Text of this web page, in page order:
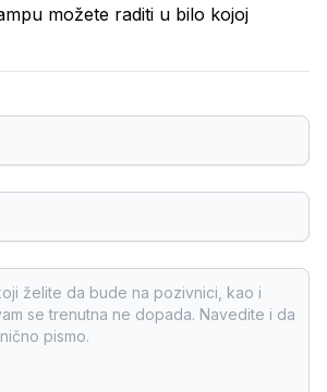
možete raditi u bilo kojoj